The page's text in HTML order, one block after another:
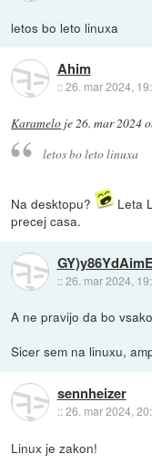
letos bo leto linuxa
Ahim
::26. mar 2024,
Karamelo je26. mar 2024
letos bo leto linuxa
Na desktopu?
Leta
precej casa.
::26. mar 2024,
A ne pravijo da bo
Sicer sem na linuxu,
sennheizer
::26. mar 2024,
Linux je zakon!